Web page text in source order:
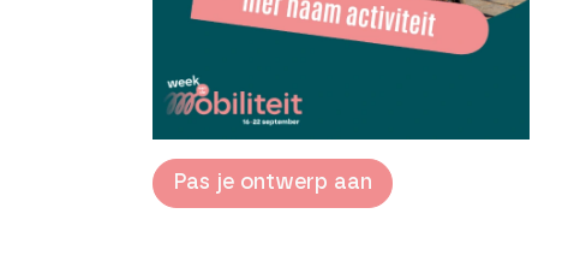
Pas je ontwerp aan